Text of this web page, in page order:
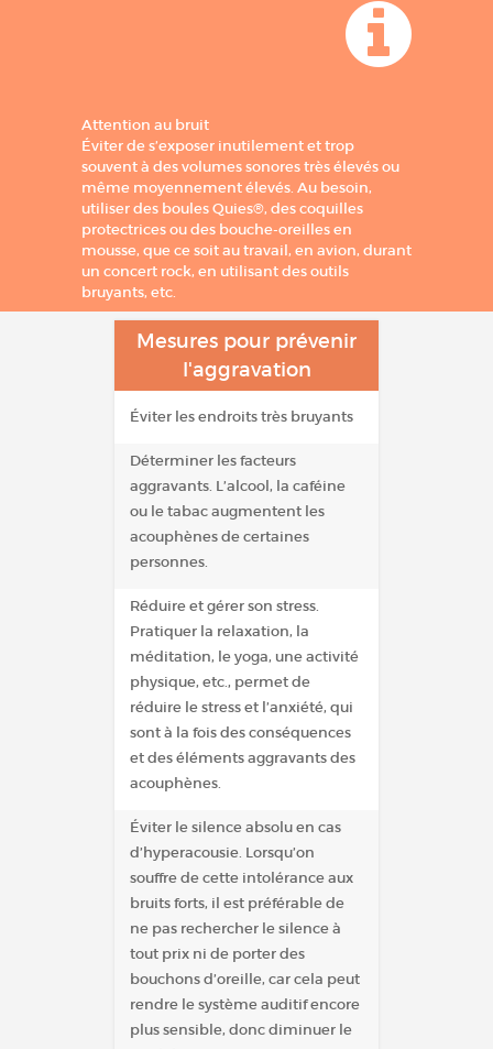
Attention au bruit
Éviter de s’exposer inutilement et trop
souvent à des volumes sonores très élevés ou
même moyennement élevés. Au besoin,
utiliser des boules Quies®, des coquilles
protectrices ou des bouche-oreilles en
mousse, que ce soit au travail, en avion, durant
un concert rock, en utilisant des outils
bruyants, etc.
Mesures pour prévenir
l'aggravation
Éviter les endroits très bruyants
Déterminer les facteurs
aggravants. L’alcool, la caféine
ou le tabac augmentent les
acouphènes de certaines
personnes.
Réduire et gérer son stress.
Pratiquer la relaxation, la
méditation, le yoga, une activité
physique, etc., permet de
réduire le stress et l’anxiété, qui
sont à la fois des conséquences
et des éléments aggravants des
acouphènes.
Éviter le silence absolu en cas
d’hyperacousie. Lorsqu’on
souffre de cette intolérance aux
bruits forts, il est préférable de
ne pas rechercher le silence à
tout prix ni de porter des
bouchons d’oreille, car cela peut
rendre le système auditif encore
plus sensible, donc diminuer le